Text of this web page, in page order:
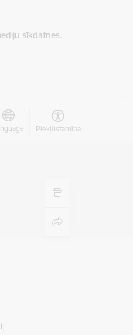
sīkdatnes.
Piekļūstamība